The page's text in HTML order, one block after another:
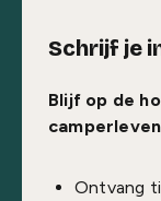
Schrijf je
Blijf op de
camperleven
Ontvang